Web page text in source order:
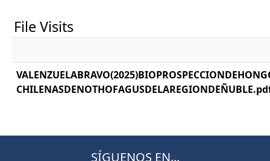
File Visits
SÍGUENOS EN...